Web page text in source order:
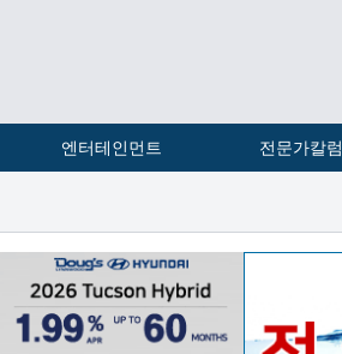
엔터테인먼트 전문가칼럼